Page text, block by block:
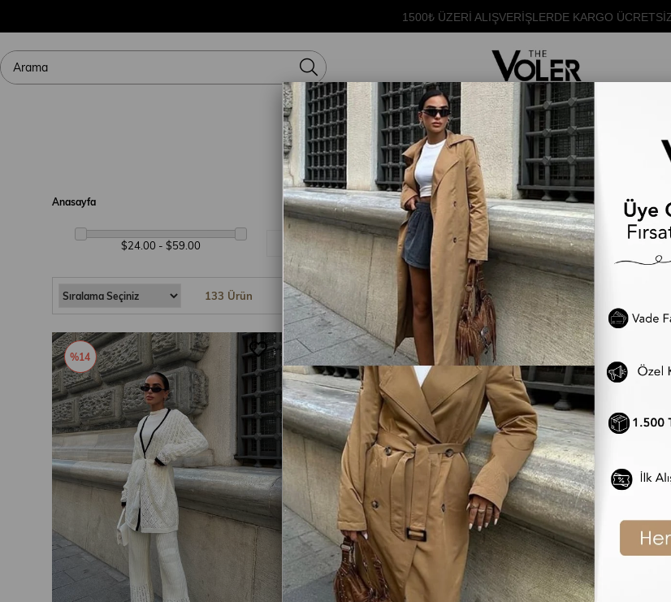
İLK ALIŞVERİŞE ÖZEL %5 İNDİRİM
ÜST GİYİMALT GİYİMDIŞ GİYİM TAKIM ELBİSE
Anasayfa
$24.00 - $59.00 Renk Kategoriler
133 Ürün
%14 %14 %14